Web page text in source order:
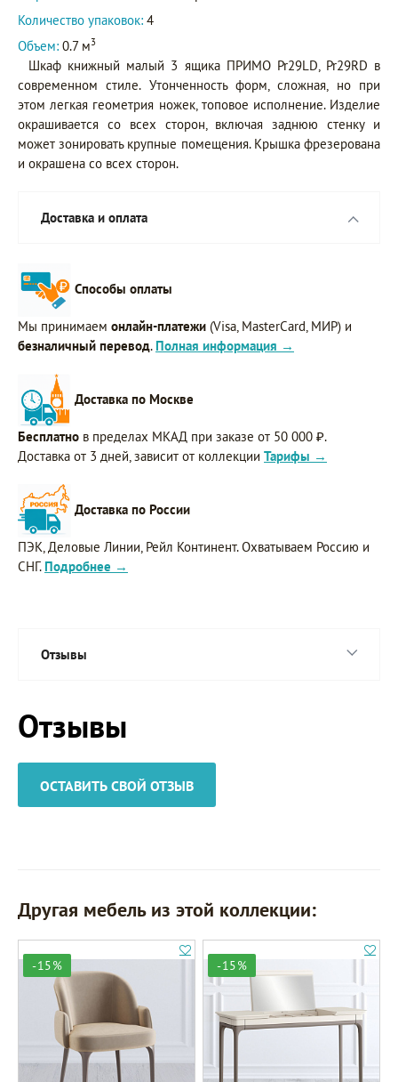
Количество упаковок: 4
Объем: 0.7 м3
Шкаф книжный малый 3 ящика ПРИМО Pr29LD, Pr29RD в
современном стиле. Утонченность форм, сложная, но при
этом легкая геометрия ножек, топовое исполнение. Изделие
окрашивается со всех сторон, включая заднюю стенку и
может зонировать крупные помещения. Крышка фрезерована
и окрашена со всех сторон.
Доставка и оплата
Способы оплаты
Мы принимаем онлайн-платежи (Visa, MasterCard, МИР) и
безналичный перевод. Полная информация →
Доставка по Москве
Бесплатно в пределах МКАД при заказе от 50 000 ₽.
Доставка от 3 дней, зависит от коллекции Тарифы →
Доставка по России
ПЭК, Деловые Линии, Рейл Континент. Охватываем Россию и
СНГ. Подробнее →
Отзывы
Отзывы
ОСТАВИТЬ СВОЙ ОТЗЫВ
Другая мебель из этой коллекции:
-15% -15%